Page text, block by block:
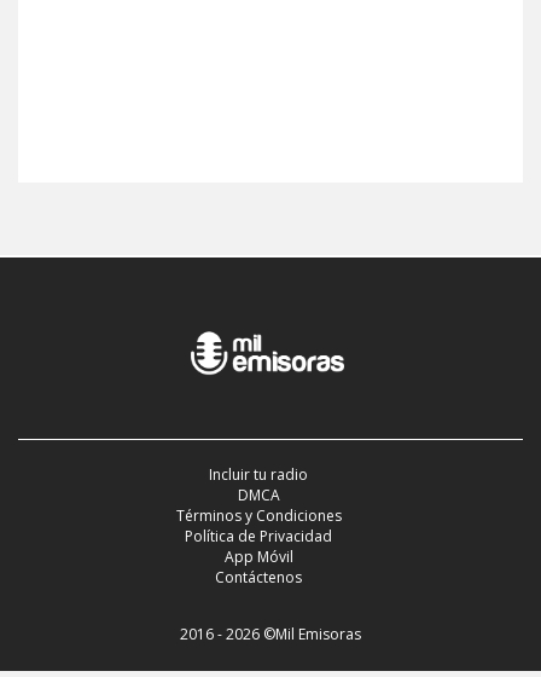
Incluir tu radio
DMCA
Términos y Condiciones
Política de Privacidad
App Móvil
Contáctenos
2016 - 2026 ©Mil Emisoras